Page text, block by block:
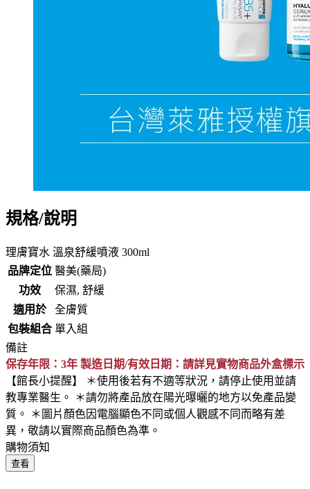
規格/說明
理膚寶水 溫泉舒緩噴液 300ml
品牌定位 醫美(藥局)
功效
保濕, 舒緩
適用於
全膚質
包裝組合 單入組
備註
保存年限：3年 製造日期/有效日期：請詳見實物商品外盒標示
【館長小提醒】 ＊使用後若有不適等狀況，請停止使用並請
教專業醫生。 ＊請勿將產品放在陽光曝曬的地方以免產品變
質。 ＊圖片顏色因電腦顯色不同或個人觀感不同而略有差
異，敬請以實際商品顏色為準。
購物須知
查看